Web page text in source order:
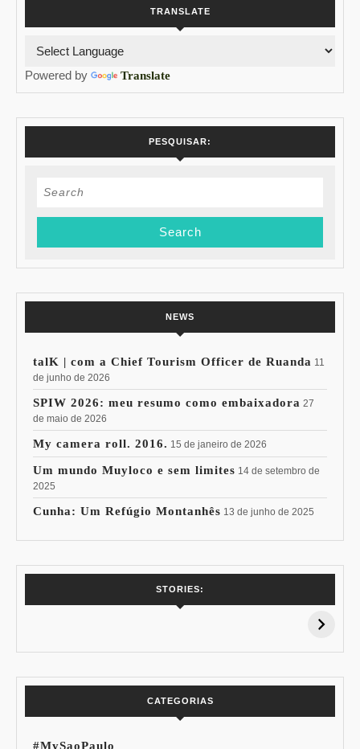
TRANSLATE
Powered by Translate
PESQUISAR:
Search
NEWS
talK | com a Chief Tourism Officer de Ruanda 11
de junho de 2026
SPIW 2026: meu resumo como embaixadora 27
de maio de 2026
My camera roll. 2016. 15 de janeiro de 2026
Um mundo Muyloco e sem limites 14 de setembro de
2025
Cunha: Um Refúgio Montanhês 13 de junho de 2025
STORIES:
15% de
Pessoal: Os
CATEGORIAS
#MySaoPaulo